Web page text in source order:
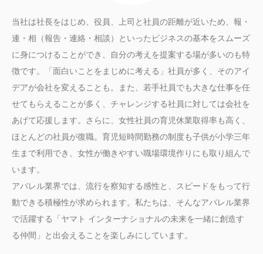
当社は社長をはじめ、役員、上司と社員の距離が近いため、報・
連・相（報告・連絡・相談）といったビジネスの基本をスムーズ
に身につけることができ、自分の考えを提案する場が多いのも特
徴です。「面白いことをまじめに考える」社員が多く、そのアイ
デアが会社を変えることも。また、若手社員でも大きな仕事を任
せてもらえることが多く、チャレンジする社員に対しては会社を
あげて応援します。さらに、女性社員の育児休業取得率も高く、
ほとんどの社員が復職。育児短時間勤務の制度も子供が小学三年
生まで利用でき、女性が働きやすい職場環境作りにも取り組んで
います。
アパレル業界では、流行を察知する感性と、スピードをもって行
動できる積極性が求められます。私たちは、そんなアパレル業界
で活躍する「ヤマト インターナショナルの未来を一緒に創造す
る仲間」と出会えることを楽しみにしています。